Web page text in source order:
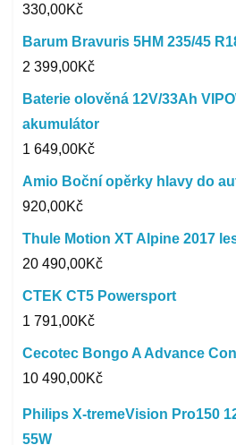
330,00Kč
Barum Bravuris 5HM 235/45
2 399,00Kč
Baterie olověná 12V/33Ah
akumulátor
1 649,00Kč
Amio Boční opěrky hlavy do
920,00Kč
Thule Motion XT Alpine 2017
20 490,00Kč
CTEK CT5 Powersport
1 791,00Kč
Cecotec Bongo A Advance
10 490,00Kč
Philips X-tremeVision Pro150
55W